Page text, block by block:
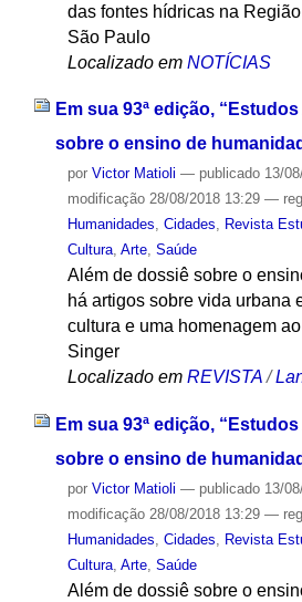
das fontes hídricas na
São Paulo
Localizado em NOTÍCIAS
Em sua 93ª edição,
sobre o ensino de
por Victor Matioli — publicado13/
modificação28/08/2018 13:29 —
Humanidades, Cidades, Revista
Cultura, Arte, Saúde
Além de dossiê sobre o
há artigos sobre vida urbana
cultura e uma homenagem
Singer
Localizado em REVISTA /
Em sua 93ª edição,
sobre o ensino de
por Victor Matioli — publicado13/
modificação28/08/2018 13:29 —
Humanidades, Cidades, Revista
Cultura, Arte, Saúde
Além de dossiê sobre o